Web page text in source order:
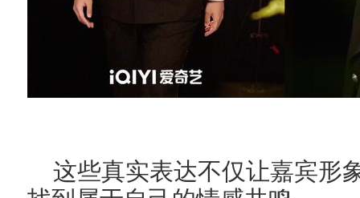
这些真实表达不仅让嘉宾形